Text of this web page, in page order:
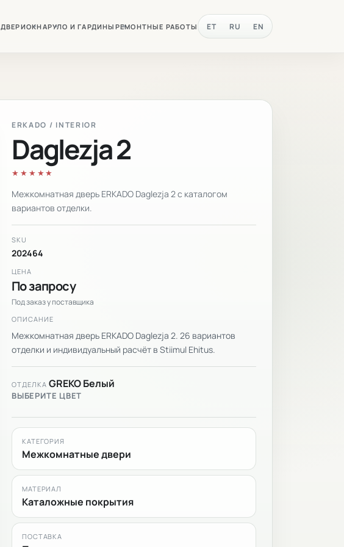
ДВЕРИОКНАРУЛО И ГАРДИНЫ РЕМОНТНЫЕ РАБОТЫ ET RU EN
ERKADO / INTERIOR
Daglezja 2
★★★★★
Межкомнатная дверь ERKADO Daglezja 2 с каталогом
вариантов отделки.
SKU
202464
ЦЕНА
По запросу
Под заказ у поставщика
ОПИСАНИЕ
Межкомнатная дверь ERKADO Daglezja 2. 26 вариантов
отделки и индивидуальный расчёт в Stiimul Ehitus.
ОТДЕЛКА GREKO Белый
ВЫБЕРИТЕ ЦВЕТ
КАТЕГОРИЯ
Межкомнатные двери
МАТЕРИАЛ
Каталожные покрытия
ПОСТАВКА